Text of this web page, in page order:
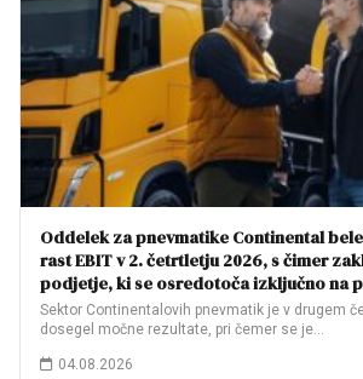
Oddelek za pnevmatike Continental
rast EBIT v 2. četrtletju 2026, s čimer
podjetje, ki se osredotoča izključno na
Sektor Continentalovih pnevmatik je v drugem
dosegel močne rezultate, pri čemer se je…
04.08.2026